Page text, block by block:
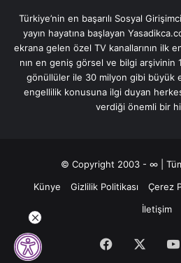
Türkiye’nin en başarılı Sosyal
yayın hayatına başlayan
ekrana gelen özel TV kanallarının ilk
nın en geniş görsel ve bilgi arşivinin
gönüllüler ile 30 milyon gibi büyük
engellilik konusuna ilgi duyan
verdiği önemli bir
© Copyright 2003 - ∞ | Tüm
Künye
Gizlilik Politikası Çerez
İletişim
Facebook